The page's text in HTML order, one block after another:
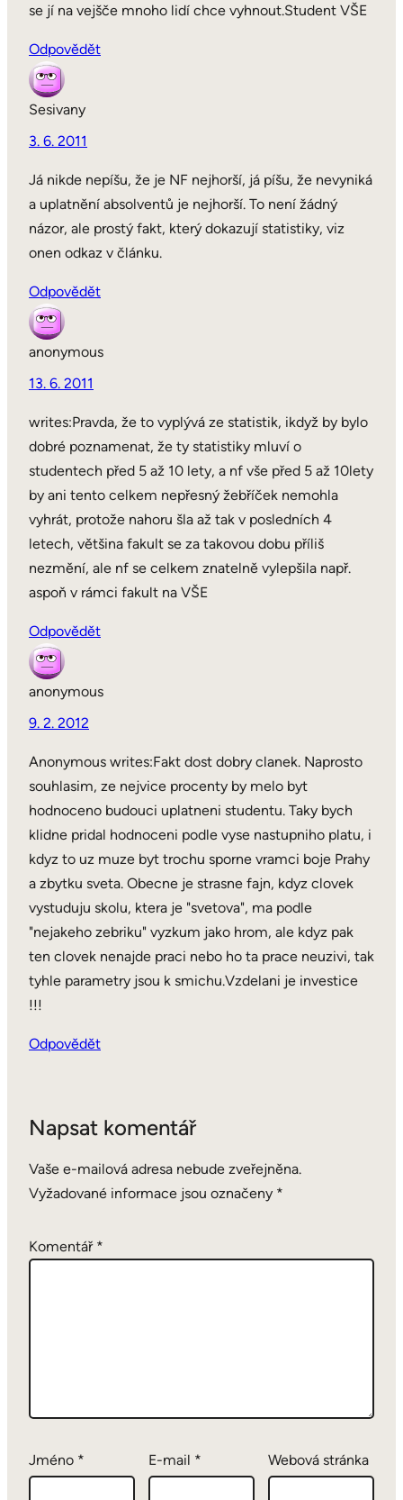
se jí na vejšče mnoho lidí chce vyhnout.Student VŠE
Odpovědět
Sesivany
3. 6. 2011
Já nikde nepíšu, že je NF nejhorší, já píšu, že nevyniká
a uplatnění absolventů je nejhorší. To není žádný
názor, ale prostý fakt, který dokazují statistiky, viz
onen odkaz v článku.
Odpovědět
anonymous
13. 6. 2011
writes:Pravda, že to vyplývá ze statistik, ikdyž by bylo
dobré poznamenat, že ty statistiky mluví o
studentech před 5 až 10 lety, a nf vše před 5 až 10lety
by ani tento celkem nepřesný žebříček nemohla
vyhrát, protože nahoru šla až tak v posledních 4
letech, většina fakult se za takovou dobu příliš
nezmění, ale nf se celkem znatelně vylepšila např.
aspoň v rámci fakult na VŠE
Odpovědět
anonymous
9. 2. 2012
Anonymous writes:Fakt dost dobry clanek. Naprosto
souhlasim, ze nejvice procenty by melo byt
hodnoceno budouci uplatneni studentu. Taky bych
klidne pridal hodnoceni podle vyse nastupniho platu, i
kdyz to uz muze byt trochu sporne vramci boje Prahy
a zbytku sveta. Obecne je strasne fajn, kdyz clovek
vystuduju skolu, ktera je "svetova", ma podle
"nejakeho zebriku" vyzkum jako hrom, ale kdyz pak
ten clovek nenajde praci nebo ho ta prace neuzivi, tak
tyhle parametry jsou k smichu.Vzdelani je investice
!!!
Odpovědět
Napsat komentář
Vaše e-mailová adresa nebude zveřejněna.
Vyžadované informace jsou označeny *
Komentář *
Jméno * E-mail * Webová stránka